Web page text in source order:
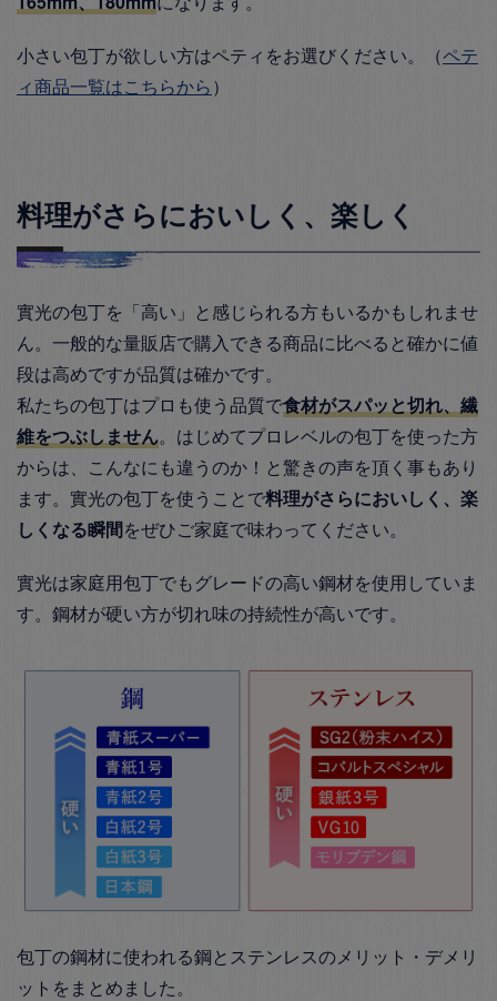
小さい包丁が欲しい方はペティをお選びください。（ペテ
ィ商品一覧はこちらから）
料理がさらにおいしく、楽しく
實光の包丁を「高い」と感じられる方もいるかもしれませ
ん。一般的な量販店で購入できる商品に比べると確かに値
段は高めですが品質は確かです。
私たちの包丁はプロも使う品質で食材がスパッと切れ、繊
維をつぶしません。はじめてプロレベルの包丁を使った方
からは、こんなにも違うのか！と驚きの声を頂く事もあり
ます。實光の包丁を使うことで料理がさらにおいしく、楽
しくなる瞬間をぜひご家庭で味わってください。
實光は家庭用包丁でもグレードの高い鋼材を使用していま
す。鋼材が硬い方が切れ味の持続性が高いです。
包丁の鋼材に使われる鋼とステンレスのメリット・デメリ
ットをまとめました。